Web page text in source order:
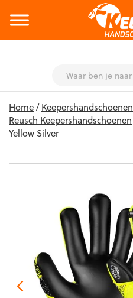
content
Home/Keepershandschoenen
Reusch Keepershandschoenen
Yellow Silver